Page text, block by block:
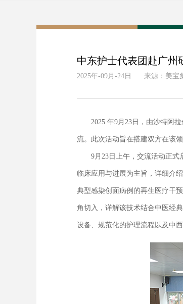
中东护士代表团赴广州
2025年-09月-24日 来源：美宝
2025 年9月23日，由沙特阿拉
流。此次活动旨在搭建双方在该
9月23日上午，交流活动正式启
临床应用与进展为主旨，详细介
典型感染创面病例的再生医疗干
角切入，详解该技术结合中医经
设备、规范化的护理流程以及中